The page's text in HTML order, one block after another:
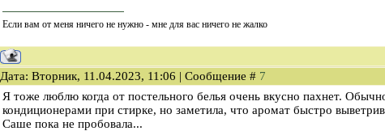
Если вам от меня ничего не нужно - мне для вас ничего не жалко
Дата: Вторник, 11.04.2023, 11:06 | Сообщение # 7
Я тоже люблю когда от постельного белья очень вкусно пахнет.
кондиционерами при стирке, но заметила, что аромат быстро
Саше пока не пробовала...